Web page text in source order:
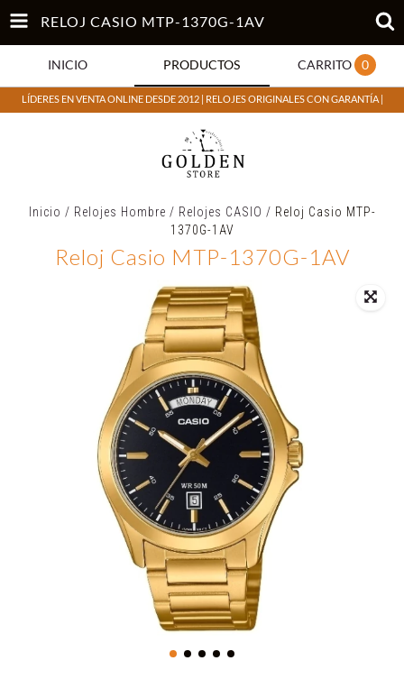
RELOJ CASIO MTP-1370G-1AV
INICIO PRODUCTOS CARRITO 0
LÍDERES EN VENTA ONLINE DESDE 2012 | RELOJES ORIGINALES CON GARANTÍA |
Inicio / Relojes Hombre / Relojes CASIO / Reloj Casio MTP-
1370G-1AV
Reloj Casio MTP-1370G-1AV